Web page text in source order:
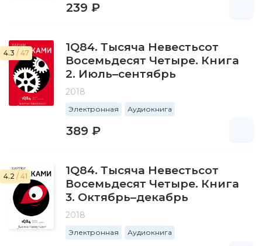
239 ₽
4.3 / 47
1Q84. Тысяча Невестьсот
Восемьдесят Четыре. Книга
2. Июль–сентябрь
2018
Электронная Аудиокнига
389 ₽
4.2 / 41
1Q84. Тысяча Невестьсот
Восемьдесят Четыре. Книга
3. Октябрь–декабрь
2018
Электронная Аудиокнига